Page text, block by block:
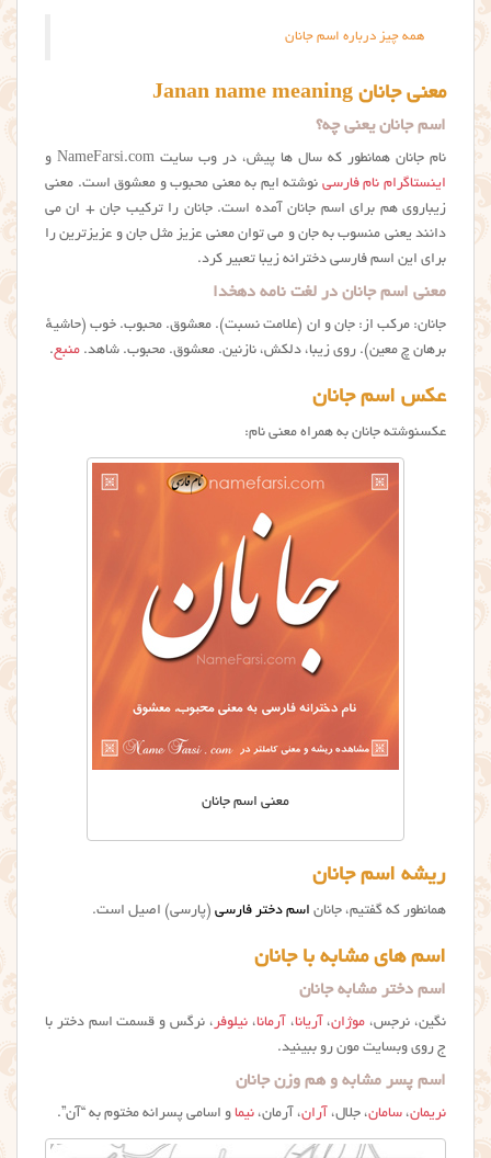
همه چیز درباره اسم جانان
معنی جانان Janan name meaning
اسم جانان یعنی چه؟
نام جانان همانطور که سال ها پیش، در وب سایت NameFarsi.com و
اینستاگرام نام فارسی نوشته ایم به معنی محبوب و معشوق است. معنی
زیباروی هم برای اسم جانان آمده است. جانان را ترکیب جان + ان می
دانند یعنی منسوب به جان و می توان معنی عزیز مثل جان و عزیزترین را
برای این اسم فارسی دخترانه زیبا تعبیر کرد.
معنی اسم جانان در لغت نامه دهخدا
جانان: مرکب از: جان و ان (علامت نسبت). معشوق. محبوب. خوب (حاشیهٔ
برهان چ معین). روی زیبا، دلکش، نازنین. معشوق. محبوب. شاهد. منبع.
عکس اسم جانان
عکسنوشته جانان به همراه معنی نام:
معنی اسم جانان
ریشه اسم جانان
همانطور که گفتیم، جانان اسم دختر فارسی (پارسی) اصیل است.
اسم های مشابه با جانان
اسم دختر مشابه جانان
نگین، نرجس، موژان، آریانا، آرمانا،نیلوفر، نرگس و قسمت اسم دختر با
ج روی وبسایت مون رو ببینید.
اسم پسر مشابه و هم وزن جانان
نریمان، سامان، جلال، آران، آرمان، نیما و اسامی پسرانه مختوم به “آن”.